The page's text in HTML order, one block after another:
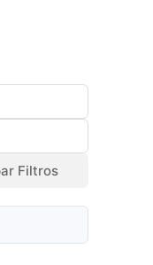
Filtros